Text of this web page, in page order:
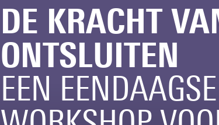
DE KRACHT
ONTSLUITEN
EEN